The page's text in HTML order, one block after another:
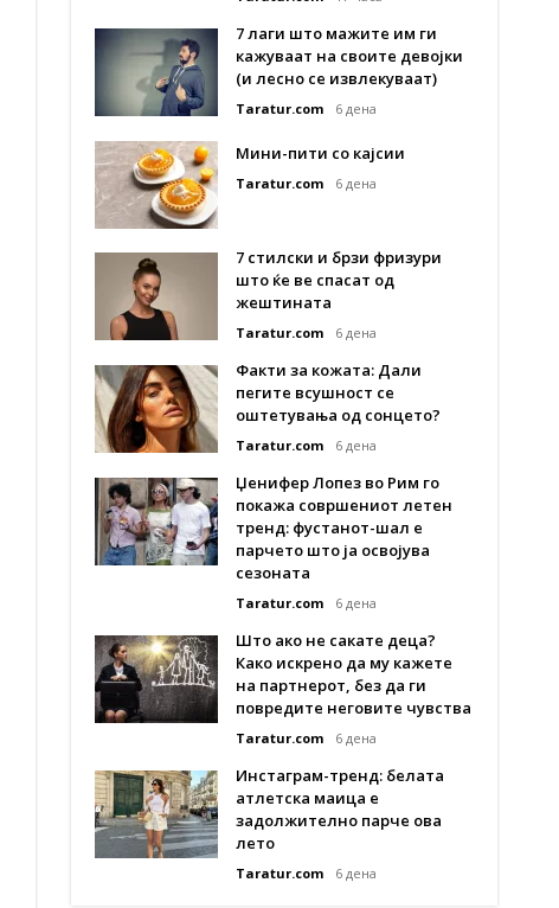
7 лаги што мажите им ги
кажуваат на своите девојки
(и лесно се извлекуваат)
Taratur.com 6 дена
Мини-пити со кајсии
Taratur.com 6 дена
7 стилски и брзи фризури
што ќе ве спасат од
жештината
Taratur.com 6 дена
Факти за кожата: Дали
пегите всушност се
оштетувања од сонцето?
Taratur.com 6 дена
Џенифер Лопез во Рим го
покажа совршениот летен
тренд: фустанот-шал е
парчето што ја освојува
сезоната
Taratur.com 6 дена
Што ако не сакате деца?
Како искрено да му кажете
на партнерот, без да ги
повредите неговите чувства
Taratur.com 6 дена
Инстаграм-тренд: белата
атлетска маица е
задолжително парче ова
лето
Taratur.com 6 дена